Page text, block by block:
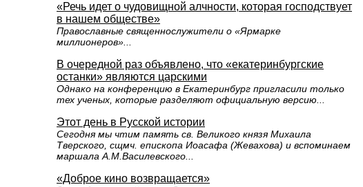
«Речь идет о чудовищной алчности, которая господствует
в нашем обществе»
Православные священнослужители о «Ярмарке
миллионеров»...
В очередной раз объявлено, что «екатеринбургские
останки» являются царскими
Однако на конференцию в Екатеринбург пригласили только
тех ученых, которые разделяют официальную версию...
Этот день в Русской истории
Сегодня мы чтим память св. Великого князя Михаила
Тверского, сщмч. епископа Иоасафа (Жевахова) и вспоминаем
маршала А.М.Василевского...
«Доброе кино возвращается»